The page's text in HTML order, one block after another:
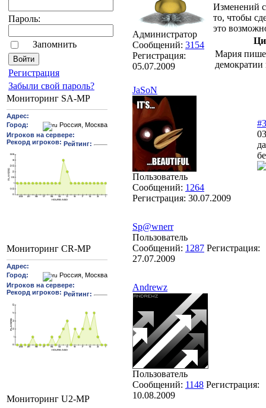
Пароль:
Запомнить
Pегиcтрaция
Забыли свой пароль?
Мониторинг SA-MP
Мониторинг CR-MP
Мониторинг U2-MP
Администратор
Сообщений: 3154
Регистрация:
05.07.2009
Изменений
то, чтобы
это
Мария
JaSoN
Пользователь
Сообщений: 1264
Регистрация: 30.07.2009
Sp@wnerr
Пользователь
Сообщений: 1287 Регистрация:
27.07.2009
Andrewz
Пользователь
Сообщений: 1148 Регистрация:
10.08.2009